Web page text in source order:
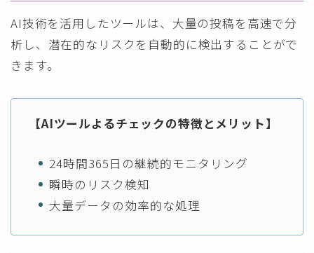
AI技術を活用したツールは、大量の投稿を高速で分
析し、潜在的なリスクを自動的に検出することがで
きます。
【AIツールよるチェックの特徴とメリット】
24時間365日の継続的モニタリング
瞬時のリスク検知
大量データの効率的な処理